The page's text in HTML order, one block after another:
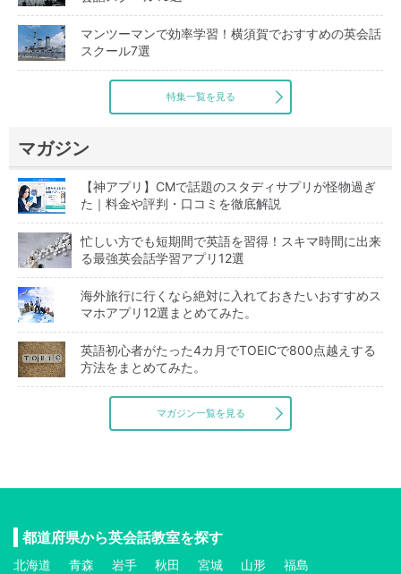
マンツーマンで効率学習！横須賀でおすすめの英会話
スクール7選
特集一覧を見る
マガジン
【神アプリ】CMで話題のスタディサプリが怪物過ぎ
た｜料金や評判・口コミを徹底解説
忙しい方でも短期間で英語を習得！スキマ時間に出来
る最強英会話学習アプリ12選
海外旅行に行くなら絶対に入れておきたいおすすめス
マホアプリ12選まとめてみた。
英語初心者がたった4カ月でTOEICで800点越えする
方法をまとめてみた。
マガジン一覧を見る
都道府県から英会話教室を探す
北海道 青森 岩手 秋田 宮城 山形 福島